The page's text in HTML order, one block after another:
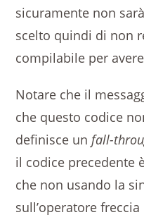
sicuramente non
scelto quindi di non
compilabile per
Notare che il
che questo codice
definisce unfall-
il codice precedente
che non usando la
sull’operatore freccia